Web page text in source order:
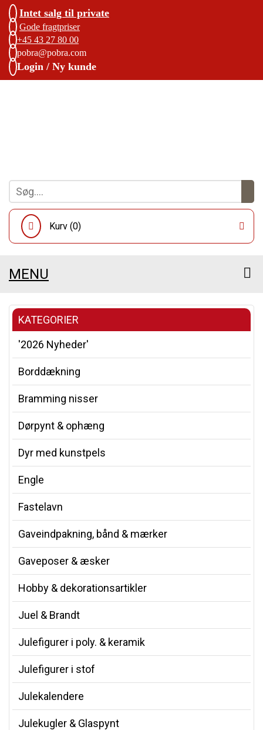
Intet salg til private
Gode fragtpriser
+45 43 27 80 00
pobra@pobra.com
Login / Ny kunde
Kurv (0)
MENU
KATEGORIER
'2026 Nyheder'
Borddækning
Bramming nisser
Dørpynt & ophæng
Dyr med kunstpels
Engle
Fastelavn
Gaveindpakning, bånd & mærker
Gaveposer & æsker
Hobby & dekorationsartikler
Juel & Brandt
Julefigurer i poly. & keramik
Julefigurer i stof
Julekalendere
Julekugler & Glaspynt